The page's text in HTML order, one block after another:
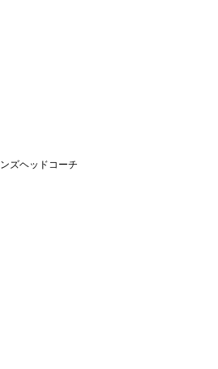
ズヘッドコーチ